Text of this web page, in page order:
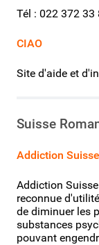
Tél : 022 372 33
CIAO
Site d'aide et
Suisse
Addiction Suisse
Addiction
reconnue
de diminuer les
substances
pouvant